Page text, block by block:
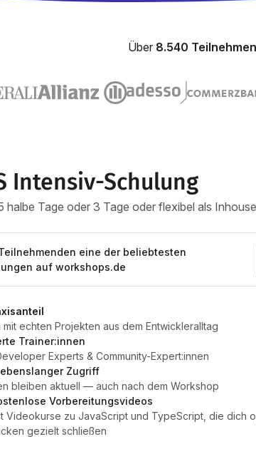
Über 8.540
Intensiv-Schulung
halbe Tage oder 3 Tage oder flexibel als
eine der beliebtesten
auf workshops.de
mit echten Projekten aus dem Entwickleralltag
Trainer:innen
Experts & Community-Expert:innen
Zugriff
bleiben aktuell — auch nach dem Workshop
Vorbereitungsvideos
Videokurse zu JavaScript und TypeScript, die dich
gezielt schließen